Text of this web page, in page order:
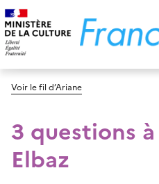
Voir le fil d’Ariane
3 questions à
Elbaz